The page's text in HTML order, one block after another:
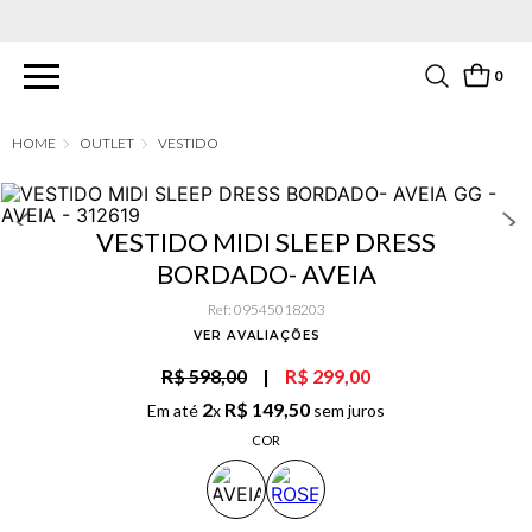
0
OUTLET VESTIDO
VESTIDO MIDI SLEEP DRESS
BORDADO- AVEIA
Ref: 09545018203
VER AVALIAÇÕES
R$ 598,00 | R$ 299,00
Em até 2x R$ 149,50 sem juros
COR